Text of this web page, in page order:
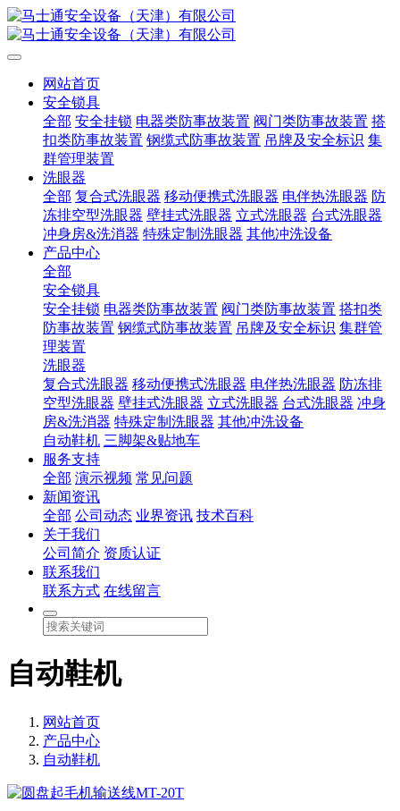
网站首页
安全锁具
全部 安全挂锁 电器类防事故装置 阀门类防事故装置 搭
扣类防事故装置 钢缆式防事故装置 吊牌及安全标识 集
群管理装置
洗眼器
全部 复合式洗眼器 移动便携式洗眼器 电伴热洗眼器 防
冻排空型洗眼器 壁挂式洗眼器 立式洗眼器 台式洗眼器
冲身房&洗消器 特殊定制洗眼器 其他冲洗设备
产品中心
全部
安全锁具
安全挂锁 电器类防事故装置 阀门类防事故装置 搭扣类
防事故装置 钢缆式防事故装置 吊牌及安全标识 集群管
理装置
洗眼器
复合式洗眼器 移动便携式洗眼器 电伴热洗眼器 防冻排
空型洗眼器 壁挂式洗眼器 立式洗眼器 台式洗眼器 冲身
房&洗消器 特殊定制洗眼器 其他冲洗设备
自动鞋机 三脚架&贴地车
服务支持
全部 演示视频 常见问题
新闻资讯
全部 公司动态 业界资讯 技术百科
关于我们
公司简介 资质认证
联系我们
联系方式 在线留言
自动鞋机
网站首页
产品中心
自动鞋机